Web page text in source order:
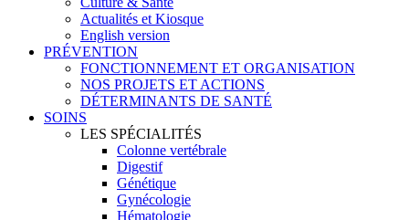
Actualités et Kiosque
English version
PRÉVENTION
FONCTIONNEMENT ET ORGANISATION
NOS PROJETS ET ACTIONS
DÉTERMINANTS DE SANTÉ
SOINS
LES SPÉCIALITÉS
Colonne vertébrale
Digestif
Génétique
Gynécologie
Hématologie